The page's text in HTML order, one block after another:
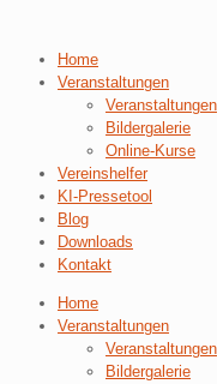
Home
Veranstaltungen
Veranstaltungen
Bildergalerie
Online-Kurse
Vereinshelfer
KI-Pressetool
Blog
Downloads
Kontakt
Home
Veranstaltungen
Veranstaltungen
Bildergalerie